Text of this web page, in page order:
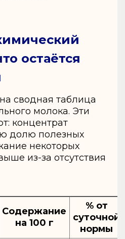
остаётся
сводная таблица
молока. Эти
концентрат
долю полезных
некоторых
из-за отсутствия
Содержание
на 100 г
% от
суточной
нормы